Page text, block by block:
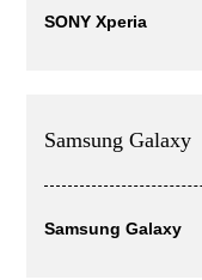
SONY Xperia
Samsung Galaxy
Samsung Galaxy